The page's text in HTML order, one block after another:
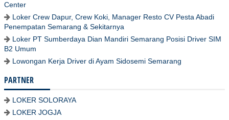
Center
Loker Crew Dapur, Crew Koki, Manager Resto CV Pesta Abadi
Penempatan Semarang & Sekitarnya
Loker PT Sumberdaya Dian Mandiri Semarang Posisi Driver SIM
B2 Umum
Lowongan Kerja Driver di Ayam Sidosemi Semarang
PARTNER
LOKER SOLORAYA
LOKER JOGJA